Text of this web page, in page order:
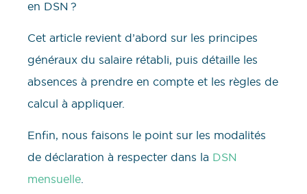
en DSN ?
Cet article revient d’abord sur les principes
généraux du salaire rétabli, puis détaille les
absences à prendre en compte et les règles de
calcul à appliquer.
Enfin, nous faisons le point sur les modalités
de déclaration à respecter dans la DSN
mensuelle.